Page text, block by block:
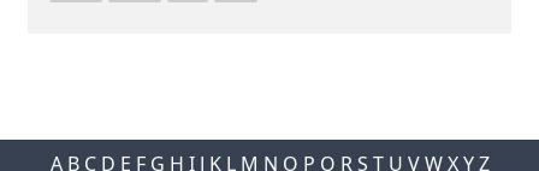
A B C D E F G H I J K L M N O P Q R S T U V W X Y Z